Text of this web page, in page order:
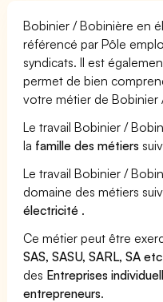
Bobinier / Bobinière en
référencé par Pôle
syndicats. Il est
permet de bien
votre métier de Bobinier
Le travail Bobinier /
la famille des métiers
Le travail Bobinier /
domaine des métiers
électricité .
Ce métier peut être
SAS, SASU, SARL, SA
des Entreprises
entrepreneurs.